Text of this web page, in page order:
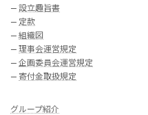
— 設立趣旨書
— 定款
— 組織図
— 理事会運営規定
— 企画委員会運営規定
— 寄付金取扱規定
グループ紹介